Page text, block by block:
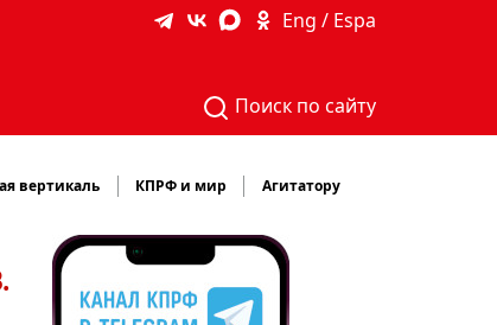
Eng / Espa
Поиск по сайту
вертикаль КПРФ и мир Агитатору